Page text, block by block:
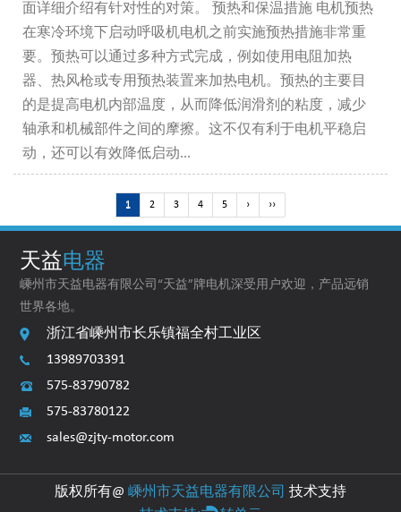
面详细介绍有针对性的对策。 预热和保温措施 电机预热
在寒冷环境下启动呼吸机电机之前实施预热措施非常重
要。预热可以通过多种方式完成，例如使用电阻加热
器、热风枪或专用预热装置来加热电机。预热的主要目
的是提高电机内部温度，从而降低润滑剂的粘度，减少
轴承和机械部件之间的摩擦。这不仅有利于电机平稳启
动，还可以有效降低启动...
1 2 3 4 5 › ››
天益电器
嵊州市天益电器有限公司“天益”牌电机深受用户欢迎，产品远销
世界各地。
浙江省嵊州市长乐镇福全村工业区
13989703391
575-83790782
575-83780122
sales@zjty-motor.com
版权所有@ 嵊州市天益电器有限公司 技术支持